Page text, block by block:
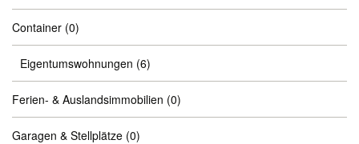
Container (0)
Eigentumswohnungen (6)
Ferien- & Auslandsimmobilien (0)
Garagen & Stellplätze (0)